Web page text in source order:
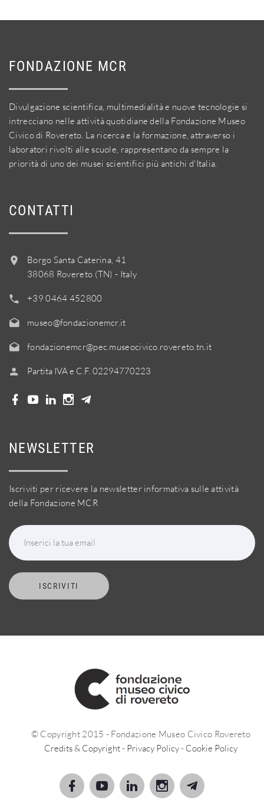
FONDAZIONE MCR
Divulgazione scientifica, multimedialità e nuove tecnologie si
intrecciano nelle attività quotidiane della Fondazione Museo
Civico di Rovereto. La ricerca e la formazione, attraverso i
laboratori rivolti alle scuole, rappresentano da sempre la
priorità di uno dei musei scientifici più antichi d'Italia.
CONTATTI
Borgo Santa Caterina, 41
38068 Rovereto (TN) - Italy
+39 0464 452800
museo@fondazionemcr.it
fondazionemcr@pec.museocivico.rovereto.tn.it
Partita IVA e C.F. 02294770223
NEWSLETTER
Iscriviti per ricevere la newsletter informativa sulle attività
della Fondazione MCR
Inserici la tua email
ISCRIVITI
© Copyright 2015 - Fondazione Museo Civico Rovereto
Credits & Copyright- Privacy Policy- Cookie Policy